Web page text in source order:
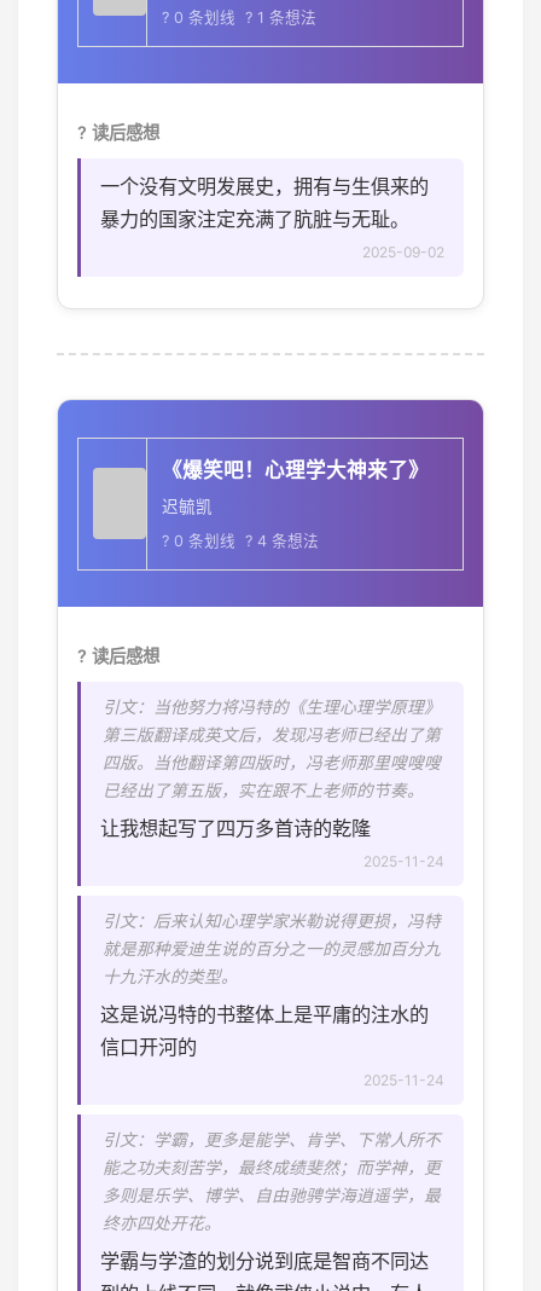
? 0 条划线 ? 1 条想法
? 读后感想
一个没有文明发展史，拥有与生俱来的
暴力的国家注定充满了肮脏与无耻。
2025-09-02
《爆笑吧！心理学大神来了》
迟毓凯
? 0 条划线 ? 4 条想法
? 读后感想
引文：当他努力将冯特的《生理心理学原理》
第三版翻译成英文后，发现冯老师已经出了第
四版。当他翻译第四版时，冯老师那里嗖嗖嗖
已经出了第五版，实在跟不上老师的节奏。
让我想起写了四万多首诗的乾隆
2025-11-24
引文：后来认知心理学家米勒说得更损，冯特
就是那种爱迪生说的百分之一的灵感加百分九
十九汗水的类型。
这是说冯特的书整体上是平庸的注水的
信口开河的
2025-11-24
引文：学霸，更多是能学、肯学、下常人所不
能之功夫刻苦学，最终成绩斐然；而学神，更
多则是乐学、博学、自由驰骋学海逍遥学，最
终亦四处开花。
学霸与学渣的划分说到底是智商不同达